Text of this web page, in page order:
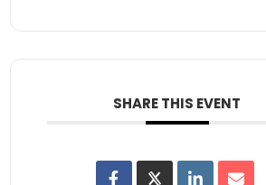
SHARE THIS EVENT